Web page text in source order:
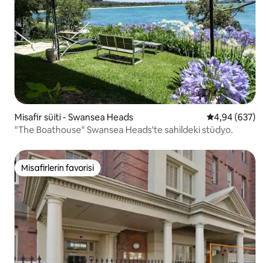
Misafir süiti - Swansea Heads 5 üzerinden
4,94 (637)
"The Boathouse" Swansea Heads'te sahildeki stüdyo.
Misafirlerin favorisi
Misafirlerin favorisi